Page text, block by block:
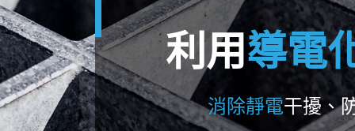
利用導電
消除靜電干擾、